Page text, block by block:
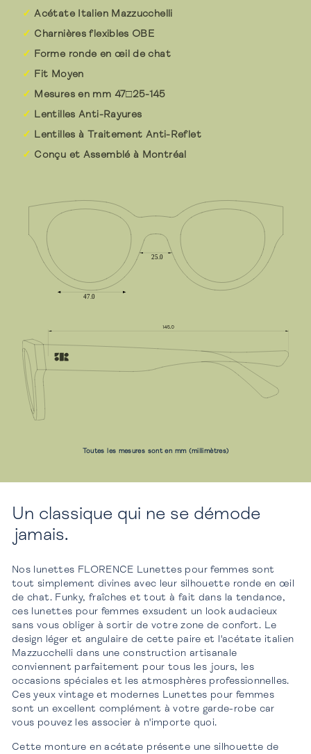
Acétate Italien Mazzucchelli
Charnières flexibles OBE
Forme ronde en œil de chat
Fit Moyen
Mesures en mm 47□25-145
Lentilles Anti-Rayures
Lentilles à Traitement Anti-Reflet
Conçu et Assemblé à Montréal
Toutes les mesures sont en mm (millimètres)
Un classique qui ne se démode
jamais.
Nos lunettes FLORENCE Lunettes pour femmes sont
tout simplement divines avec leur silhouette ronde en œil
de chat. Funky, fraîches et tout à fait dans la tendance,
ces lunettes pour femmes exsudent un look audacieux
sans vous obliger à sortir de votre zone de confort. Le
design léger et angulaire de cette paire et l'acétate italien
Mazzucchelli dans une construction artisanale
conviennent parfaitement pour tous les jours, les
occasions spéciales et les atmosphères professionnelles.
Ces yeux vintage et modernes Lunettes pour femmes
sont un excellent complément à votre garde-robe car
vous pouvez les associer à n'importe quoi.
Cette monture en acétate présente une silhouette de